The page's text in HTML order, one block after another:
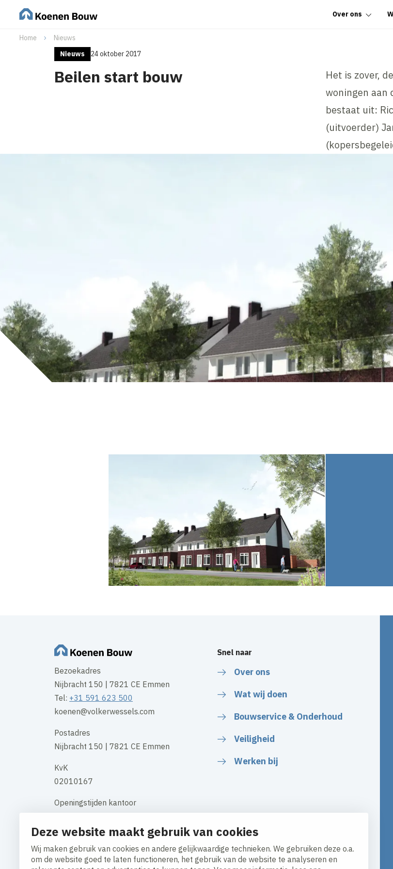
Deze website maakt gebruik van cookies
Wij maken gebruik van cookies en andere gelijkwaardige technieken. We gebruiken deze o.a.
om de website goed te laten functioneren, het gebruik van de website te analyseren en
Over ons
Home
Nieuws
Nieuws
24 oktober 2017
Beilen start bouw
Het is zover,
woningen aan
bestaat uit:
(uitvoerder)
Bezoekadres
Nijbracht 150 | 7821 CE Emmen
Tel: +31 591 623 500
koenen@volkerwessels.com
Postadres
Nijbracht 150 | 7821 CE Emmen
KvK
02010167
Openingstijden kantoor
maandag t/m vrijdag 08:00 uur - 17:00
uur
Contact
Snel naar
Over ons
Wat wij doen
Bouwservice & Onderhoud
Veiligheid
Werken bij